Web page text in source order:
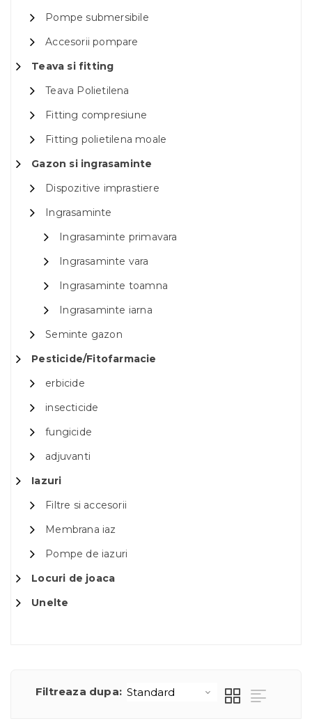
Pompe submersibile
Accesorii pompare
Teava si fitting
Teava Polietilena
Fitting compresiune
Fitting polietilena moale
Gazon si ingrasaminte
Dispozitive imprastiere
Ingrasaminte
Ingrasaminte primavara
Ingrasaminte vara
Ingrasaminte toamna
Ingrasaminte iarna
Seminte gazon
Pesticide/Fitofarmacie
erbicide
insecticide
fungicide
adjuvanti
Iazuri
Filtre si accesorii
Membrana iaz
Pompe de iazuri
Locuri de joaca
Unelte
Filtreaza dupa: